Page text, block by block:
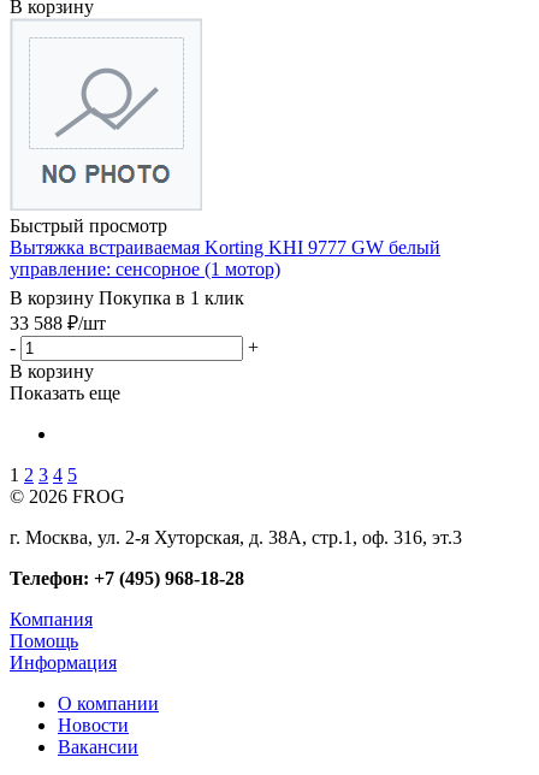
В корзину
Быстрый просмотр
Вытяжка встраиваемая Korting KHI 9777 GW белый
управление: сенсорное (1 мотор)
В корзину Покупка в 1 клик
33 588 ₽/шт
-
+
В корзину
Показать еще
1 2 3 4 5
© 2026 FROG
г. Москва, ул. 2-я Хуторская, д. 38А, стр.1, оф. 316, эт.3
Телефон: +7 (495) 968-18-28
Компания
Помощь
Информация
О компании
Новости
Вакансии